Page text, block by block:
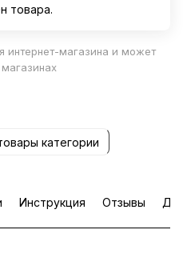
товара.
интернет-магазина и может
категории
Инструкция Отзывы